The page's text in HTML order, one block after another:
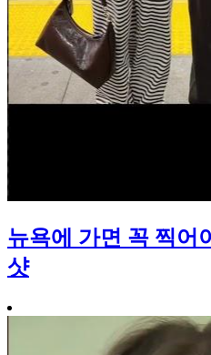
뉴욕에 가면 꼭 찍어
샷